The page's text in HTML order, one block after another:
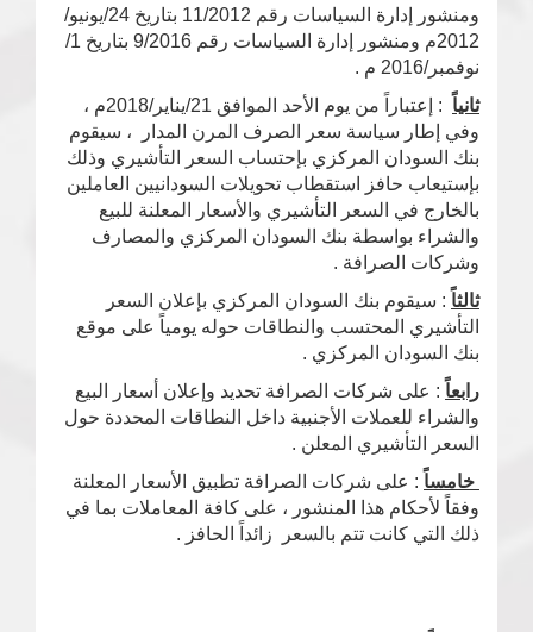
ومنشور إدارة السياسات رقم 11/2012 بتاريخ 24/يونيو/
2012م ومنشور إدارة السياسات رقم 9/2016 بتاريخ 1/
نوفمبر/2016 م .
ثانياً
: إعتباراً من يوم الأحد الموافق 21/يناير/2018م ،
وفي إطار سياسة سعر الصرف المرن المدار ، سيقوم
بنك السودان المركزي بإحتساب السعر التأشيري وذلك
بإستيعاب حافز استقطاب تحويلات السودانيين العاملين
بالخارج في السعر التأشيري والأسعار المعلنة للبيع
والشراء بواسطة بنك السودان المركزي والمصارف
وشركات الصرافة .
ثالثاً : سيقوم بنك السودان المركزي بإعلان السعر
التأشيري المحتسب والنطاقات حوله يومياً على موقع
بنك السودان المركزي .
رابعاً : على شركات الصرافة تحديد وإعلان أسعار البيع
والشراء للعملات الأجنبية داخل النطاقات المحددة حول
السعر التأشيري المعلن .
خامساً : على شركات الصرافة تطبيق الأسعار المعلنة
وفقاً لأحكام هذا المنشور ، على كافة المعاملات بما في
ذلك التي كانت تتم بالسعر زائداً الحافز .